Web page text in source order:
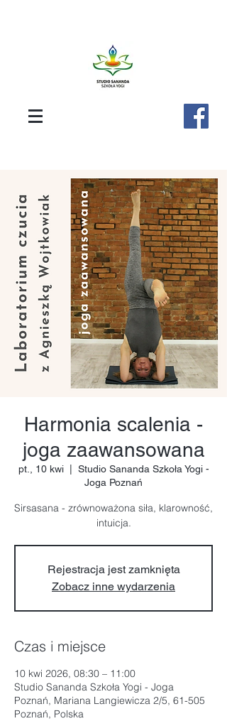
Harmonia scalenia -
joga zaawansowana
pt., 10 kwi
  |
Studio Sananda Szkoła Yogi -
Joga Poznań
Sirsasana - zrównoważona siła, klarowność,
intuicja.
Rejestracja jest zamknięta
Zobacz inne wydarzenia
Czas i miejsce
10 kwi 2026, 08:30 – 11:00
Studio Sananda Szkoła Yogi - Joga
Poznań, Mariana Langiewicza 2/5, 61-505
Poznań, Polska